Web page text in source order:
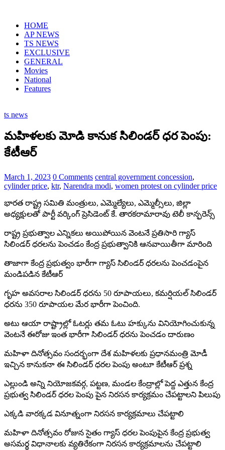
HOME
AP NEWS
TS NEWS
EXCLUSIVE
GENERAL
Movies
National
Features
ts news
మహిళలకు మోడి కానుక సిలిండర్ ధర పెంపు:
కేటీఆర్
March 1, 2023 0 Comments central government concession,
cylinder price, ktr, Narendra modi, women protest on cylinder price
భారత రాష్ట్ర సమితి మంత్రులు, ఎమ్మెల్యేలు, ఎమ్మెల్సీలు, జిల్లా
అధ్యక్షులతో పార్టీ వర్కింగ్ ప్రెసిడెంట్ కే. తారకరామారావు టెలీ కాన్ఫరెన్స్
రాష్ట్ర ప్రభుత్వాల ఎన్నికలు అయిపోయిన వెంటనే ప్రతిసారి గ్యాస్
సిలిండర్ ధరలను పెంచడం కేంద్ర ప్రభుత్వానికి ఆనవాయితీగా మారింది
తాజాగా కేంద్ర ప్రభుత్వం భారీగా గ్యాస్ సిలిండర్ ధరలను పెంచడంపైన
మండిపడిన కేటీఆర్
గృహ అవసరాల సిలిండర్ ధరను 50 రూపాయలు, కమర్షియల్ సిలిండర్
ధరను 350 రూపాయల మేర భారీగా పెంచింది.
అటు ఆయా రాష్ట్రాల్లో ఓటర్లు తమ ఓటు హక్కును వినియోగించుకున్న
వెంటనే ఈరోజు ఇంత భారీగా సిలిండర్ ధరను పెంచడం దారుణం
మహిళా దినోత్సవం సందర్భంగా దేశ మహిళలకు ప్రధానమంత్రి మోడీ
ఇచ్చిన కానుకనా ఈ సిలిండర్ ధరల పెంపు అంటూ కేటీఆర్ ప్రశ్న
ఎల్లుండి అన్ని నియోజకవర్గ, పట్టణ, మండల కేంద్రాల్లో పెద్ద ఎత్తున కేంద్ర
ప్రభుత్వ సిలిండర్ ధరల పెంపు పైన నిరసన కార్యక్రమం చేపట్టాలని పిలుపు
ఎక్కడి వారక్కడ వినూత్నంగా నిరసన కార్యక్రమాలు చేపట్టాలి
మహిళా దినోత్సవం రోజున సైతం గ్యాస్ ధరల పెంపుపైన కేంద్ర ప్రభుత్వ
అసమర్థ విధానాలకు వ్యతిరేకంగా నిరసన కార్యక్రమాలను చేపట్టాలి